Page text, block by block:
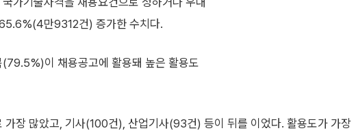
만9312건) 증가한 수치다.
이 채용공고에 활용돼 높은 활용도
장 많았고, 기사(100건), 산업기사(93건) 등이 뒤를 이었다. 활용도가 가장